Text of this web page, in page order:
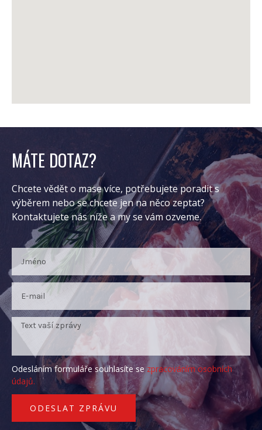
MÁTE DOTAZ?
Chcete vědět o mase více, potřebujete poradit s
výběrem nebo se chcete jen na něco zeptat?
Kontaktujete nás níže a my se vám ozveme.
Odesláním formuláře souhlasíte sezpracováním osobních
údajů.
ODESLAT ZPRÁVU